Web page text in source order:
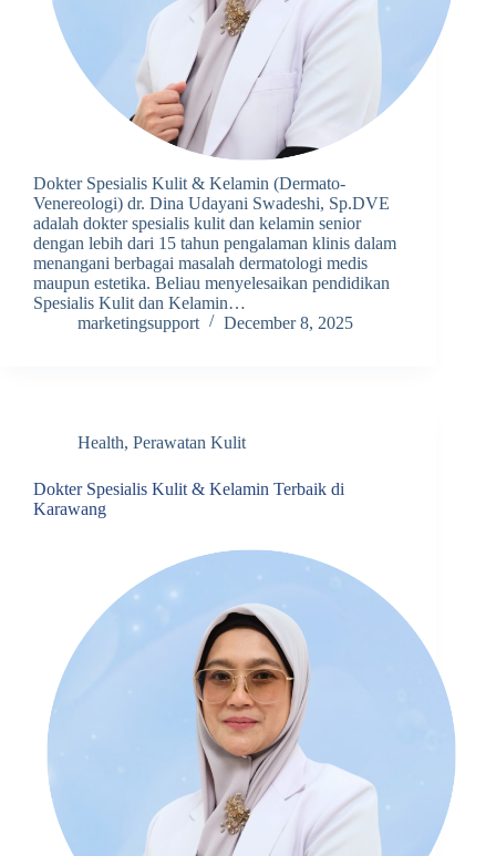
Dokter Spesialis Kulit & Kelamin (Dermato-
Venereologi) dr. Dina Udayani Swadeshi, Sp.DVE
adalah dokter spesialis kulit dan kelamin senior
dengan lebih dari 15 tahun pengalaman klinis dalam
menangani berbagai masalah dermatologi medis
maupun estetika. Beliau menyelesaikan pendidikan
Spesialis Kulit dan Kelamin…
marketingsupport
December 8, 2025
Health, Perawatan Kulit
Dokter Spesialis Kulit & Kelamin Terbaik di
Karawang